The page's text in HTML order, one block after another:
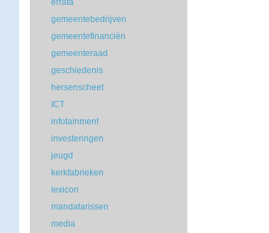
errata
gemeentebedrijven
gemeentefinanciën
gemeenteraad
geschiedenis
hersenscheet
ICT
infotainment
investeringen
jeugd
kerkfabrieken
lexicon
mandatarissen
media